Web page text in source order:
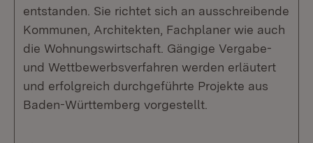
entstanden. Sie richtet sich an ausschreibende
Kommunen, Architekten, Fachplaner wie auch
die Wohnungswirtschaft. Gängige Vergabe-
und Wettbewerbsverfahren werden erläutert
und erfolgreich durchgeführte Projekte aus
Baden-Württemberg vorgestellt.